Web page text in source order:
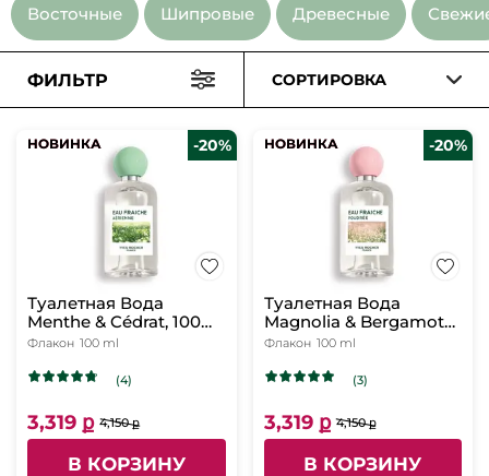
Восточные Шипровые Древесные
ФИЛЬТР СОРТИРОВКА
НОВИНКА
НОВИНКА -20%
Туалетная Вода
Menthe & Cédrat, 100
мл
Флакон 100 ml
(4)
3,319 ք 4,150 ք
В КОРЗИНУ
НОВИНКА
НОВИНКА -20%
Туалетная Вода
Magnolia & Bergamote,
100 мл
Флакон 100 ml
(3)
3,319 ք 4,150 ք
В КОРЗИНУ